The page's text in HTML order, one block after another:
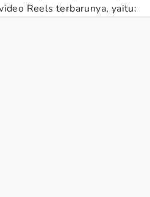
Reels terbarunya, yaitu: